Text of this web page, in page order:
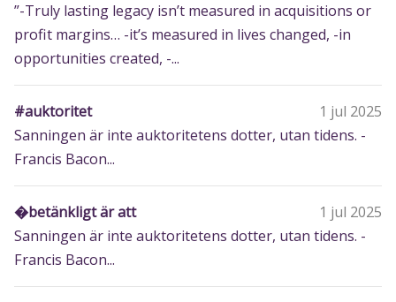
”-Truly lasting legacy isn’t measured in acquisitions or
profit margins… -it’s measured in lives changed, -in
opportunities created, -...
#auktoritet
1 jul 2025
Sanningen är inte auktoritetens dotter, utan tidens. -
Francis Bacon...
�betänkligt är att
1 jul 2025
Sanningen är inte auktoritetens dotter, utan tidens. -
Francis Bacon...